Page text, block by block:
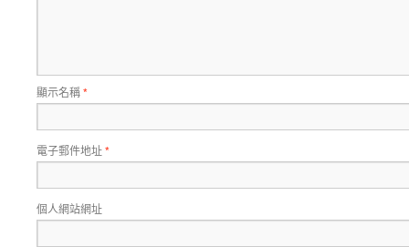
顯示名稱*
電子郵件地址*
個人網站網址